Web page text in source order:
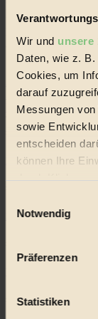
Wir und unsere
Daten, wie z.
Cookies, um
darauf
Messungen
sowie
entscheiden
können Ihre
durch Klicken
welche bis
Merkmalen
Notwendig
Präferenzen
Statistiken
und Produkte, ein
alternativer
Social Media
22.601 Fans auf
3.415 Follower auf
Folge uns auf
Themen
Bio
Nachhaltigkeit